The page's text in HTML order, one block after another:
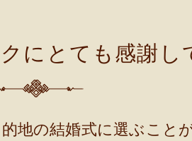
にとても感謝し
地の結婚式に選ぶこと